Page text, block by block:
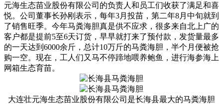
元海生态苗业股份有限公司的负责人和员工们收获了满足和喜
悦。公司董事长孙刚表示，每年3月投苗，第二年8月中旬就到
了销售旺季。今年马粪海胆真是供不应求，很多来自北上广的
客户都是提前5至6天订货，早早就打来了预付款，发货量最多
的一天达到6000余斤，总计10万斤的马粪海胆，半个月便被抢
购一空。现在，工人们又马不停蹄地喂养鲍鱼，进行海参海上
网箱生态育苗。
大连壮元海生态苗业股份有限公司是长海县最大的马粪海胆